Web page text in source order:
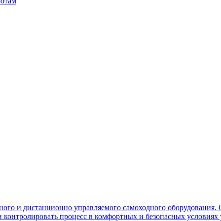
и дистанционно управляемого самоходного
процесс в комфортных и безопасных условиях